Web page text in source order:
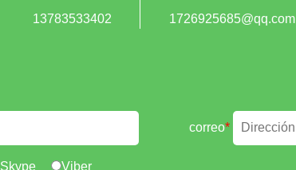
13783533402 1726925685@qq.com
correo*
Skype Viber